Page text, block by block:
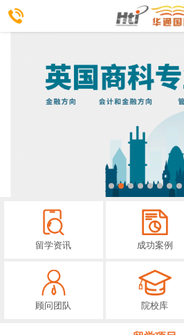
留学资讯 成功案例
顾问团队 院校库